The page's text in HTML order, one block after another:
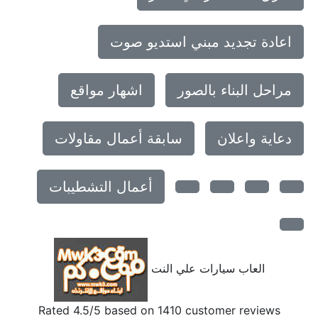
اعادة تجديد مبني استديو صوت
مراحل البناء بالصور اشهار مواقع
دعاية واعلان سابقة أعمال مقاولات
أعمال التشطيبات
العاب سيارات علي النت
Rated4.5/5 based on1410customer reviews